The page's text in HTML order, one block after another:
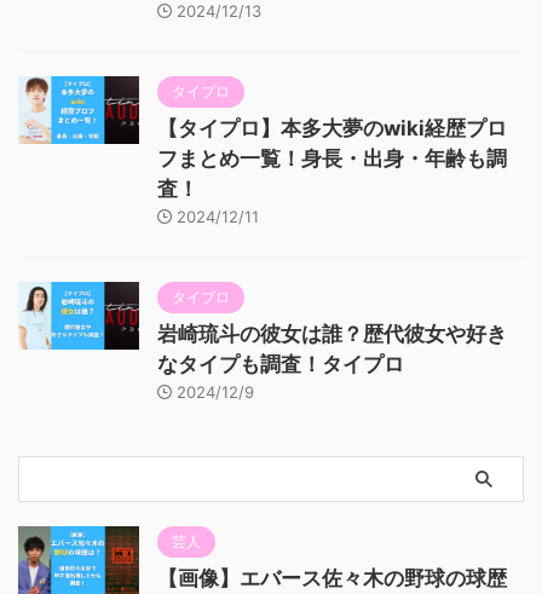
2024/12/13
タイプロ
【タイプロ】本多大夢のwiki経歴プロ
フまとめ一覧！身長・出身・年齢も調
査！
2024/12/11
タイプロ
岩崎琉斗の彼女は誰？歴代彼女や好き
なタイプも調査！タイプロ
2024/12/9
芸人
【画像】エバース佐々木の野球の球歴